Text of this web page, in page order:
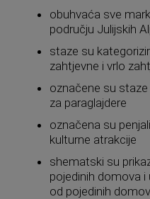
obuhvaća sve
području Julijskih
staze su
zahtjevne i vrlo
označene su
za paraglajdere
označena su
kulturne atrakcije
shematski su
pojedinih domova i
od pojedinih